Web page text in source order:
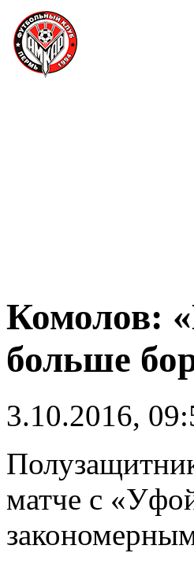
Комолов:
больше
3.10.2016,
матче с